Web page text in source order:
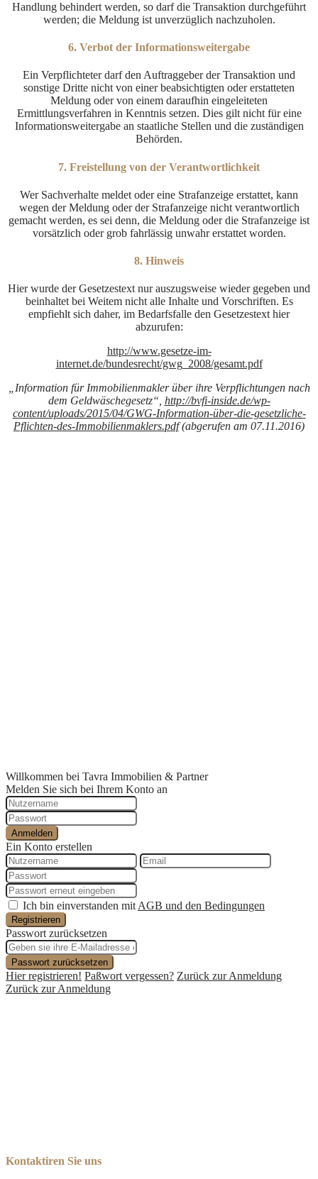
Handlung behindert werden, so darf die Transaktion durchgeführt
werden; die Meldung ist unverzüglich nachzuholen.
6. Verbot der Informationsweitergabe
Ein Verpflichteter darf den Auftraggeber der Transaktion und
sonstige Dritte nicht von einer beabsichtigten oder erstatteten
Meldung oder von einem daraufhin eingeleiteten
Ermittlungsverfahren in Kenntnis setzen. Dies gilt nicht für eine
Informationsweitergabe an staatliche Stellen und die zuständigen
Behörden.
7. Freistellung von der Verantwortlichkeit
Wer Sachverhalte meldet oder eine Strafanzeige erstattet, kann
wegen der Meldung oder der Strafanzeige nicht verantwortlich
gemacht werden, es sei denn, die Meldung oder die Strafanzeige ist
vorsätzlich oder grob fahrlässig unwahr erstattet worden.
8. Hinweis
Hier wurde der Gesetzestext nur auszugsweise wieder gegeben und
beinhaltet bei Weitem nicht alle Inhalte und Vorschriften. Es
empfiehlt sich daher, im Bedarfsfalle den Gesetzestext hier
abzurufen:
http://www.gesetze-im-
internet.de/bundesrecht/gwg_2008/gesamt.pdf
„Information für Immobilienmakler über ihre Verpflichtungen nach
dem Geldwäschegesetz“, http://bvfi-inside.de/wp-
content/uploads/2015/04/GWG-Information-über-die-gesetzliche-
Pflichten-des-Immobilienmaklers.pdf(abgerufen am 07.11.2016)
Willkommen bei Tavra Immobilien & Partner
Melden Sie sich bei Ihrem Konto an
Anmelden
Ein Konto erstellen
Ich bin einverstanden mit AGB und den Bedingungen
Registrieren
Passwort zurücksetzen
Passwort zurücksetzen
Hier registrieren! Paßwort vergessen? Zurück zur Anmeldung
Zurück zur Anmeldung
Kontaktiren Sie uns